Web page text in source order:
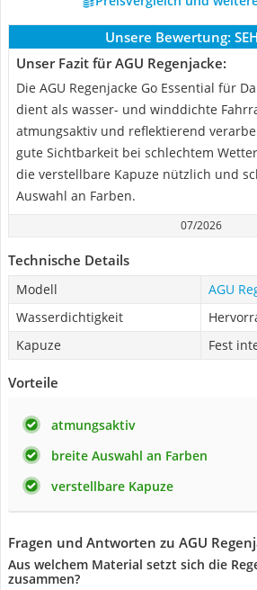
Unsere Bewertung:
Unser Fazit für AGU Regenjacke:
Die AGU Regenjacke Go Essential für
dient als wasser- und winddichte
atmungsaktiv und reflektierend
gute Sichtbarkeit bei schlechtem
die verstellbare Kapuze nützlich und
Auswahl an Farben.
07/2026
Technische Details
Modell
AGU
Wasserdichtigkeit
Kapuze
Fest
Vorteile
atmungsaktiv
breite Auswahl an Farben
verstellbare Kapuze
Fragen und Antworten zu AGU
Aus welchem Material setzt sich die
zusammen?